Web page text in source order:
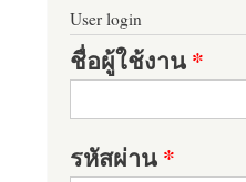
User login
ชื่อผู้ใช้งาน*
รหัสผ่าน*